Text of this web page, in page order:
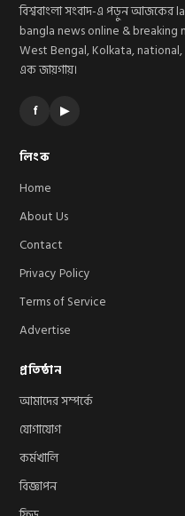
বিশ্ববাংলা সংবাদ-এ পড়ুন আজকের
bangla news online & breaking
West Bengal, Kolkata,
এক জায়গায়।
f ▶
লিংক
Home
About Us
Contact
Privacy Policy
Terms of Service
Advertise
প্রতিষ্ঠান
আমাদের সম্পর্কে
যোগাযোগ
কর্মখালি
বিজ্ঞাপন